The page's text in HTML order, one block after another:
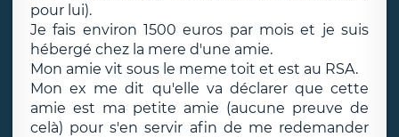
pour lui).
Je fais environ 1500 euros par mois et je suis
hébergé chez la mere d'une amie.
Mon amie vit sous le meme toit et est au RSA.
Mon ex me dit qu'elle va déclarer que cette
amie est ma petite amie (aucune preuve de
celà) pour s'en servir afin de me redemander